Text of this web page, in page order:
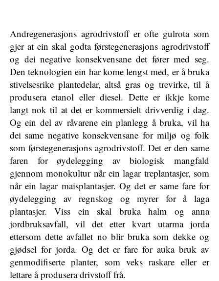
Andregenerasjons agrodrivstoff er ofte gulrota som
gjer at ein skal godta førstegenerasjons agrodrivstoff
og dei negative konsekvensane det fører med seg.
Den teknologien ein har kome lengst med, er å bruka
stivelsesrike plantedelar, altså gras og trevirke, til å
produsera etanol eller diesel. Dette er ikkje kome
langt nok til at det er kommersielt drivverdig i dag.
Og ein del av råvarene ein planlegg å bruka, vil ha
dei same negative konsekvensane for miljø og folk
som førstegenerasjons agrodrivstoff. Det er den same
faren for øydelegging av biologisk mangfald
gjennom monokultur når ein lagar treplantasjer, som
når ein lagar maisplantasjer. Og det er same fare for
øydelegging av regnskog og myrer for å laga
plantasjer. Viss ein skal bruka halm og anna
jordbruksavfall, vil det etter kvart utarma jorda
ettersom dette avfallet no blir bruka som dekke og
gjødsel for jorda. Og det er fare for auka bruk av
genmodifiserte planter, som veks raskare eller er
lettare å produsera drivstoff frå.